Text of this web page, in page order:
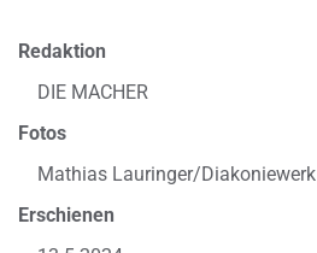
Redaktion
DIE MACHER
Fotos
Mathias Lauringer/Diakoniewerk
Erschienen